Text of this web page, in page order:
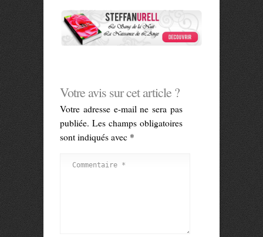
Votre avis sur cet article ?
Votre adresse e-mail ne sera pas
publiée. Les champs obligatoires
sont indiqués avec *